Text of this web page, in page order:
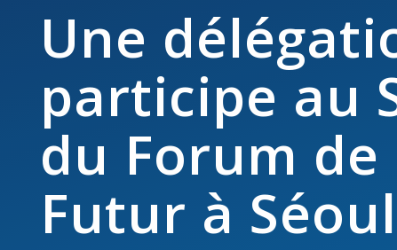
Une
participe au
du Forum
Futur à Séoul